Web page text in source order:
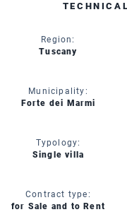
Region:
Tuscany
Municipality:
Forte dei Marmi
Typology:
Single villa
Contract type:
for Sale and to Rent